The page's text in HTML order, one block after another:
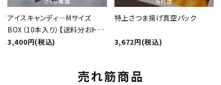
アイスキャンディ―Mサイズ
BOX（10本入り）【送料分おト
ク】
3,400円(税込)
特上さつま揚げ真空パック
3,672円(税込)
売れ筋商品